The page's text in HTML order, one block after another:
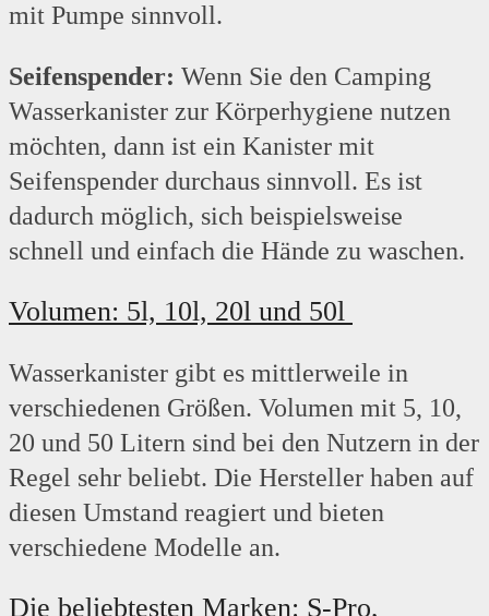
mit Pumpe sinnvoll.
Seifenspender: Wenn Sie den Camping
Wasserkanister zur Körperhygiene nutzen
möchten, dann ist ein Kanister mit
Seifenspender durchaus sinnvoll. Es ist
dadurch möglich, sich beispielsweise
schnell und einfach die Hände zu waschen.
Volumen: 5l, 10l, 20l und 50l
Wasserkanister gibt es mittlerweile in
verschiedenen Größen. Volumen mit 5, 10,
20 und 50 Litern sind bei den Nutzern in der
Regel sehr beliebt. Die Hersteller haben auf
diesen Umstand reagiert und bieten
verschiedene Modelle an.
Die beliebtesten Marken: S-Pro,